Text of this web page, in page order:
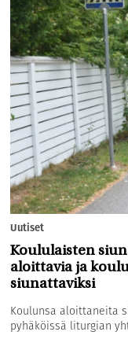
Uutiset
Koululaisten
aloittavia ja
siunattaviksi
Koulunsa aloittaneita
pyhäköissä liturgian